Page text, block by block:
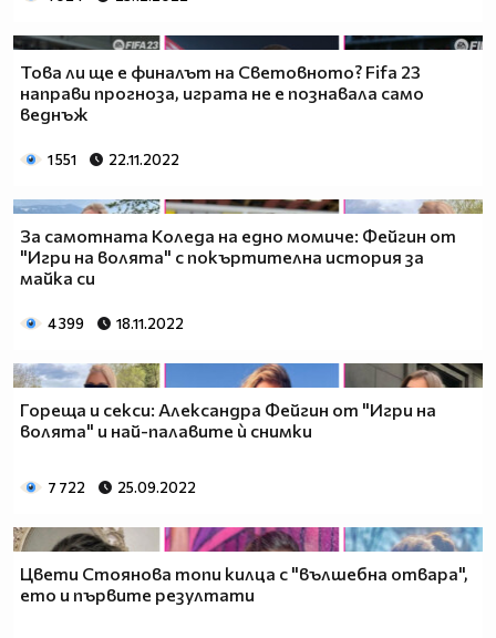
Това ли ще е финалът на Световното? Fifa 23
направи прогноза, играта не е познавала само
веднъж
1 551 22.11.2022
За самотната Коледа на едно момиче: Фейгин от
"Игри на волята" с покъртителна история за
майка си
4 399 18.11.2022
Гореща и секси: Александра Фейгин от "Игри на
волята" и най-палавите ѝ снимки
7 722 25.09.2022
Цвети Стоянова топи килца с "вълшебна отвара",
ето и първите резултати